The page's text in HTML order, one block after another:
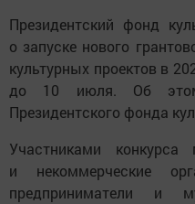
Президентский фонд
о запуске нового
культурных проектов в
до 10 июля. Об этом
Президентского фонда
Участниками конкурса
и некоммерческие
предприниматели и